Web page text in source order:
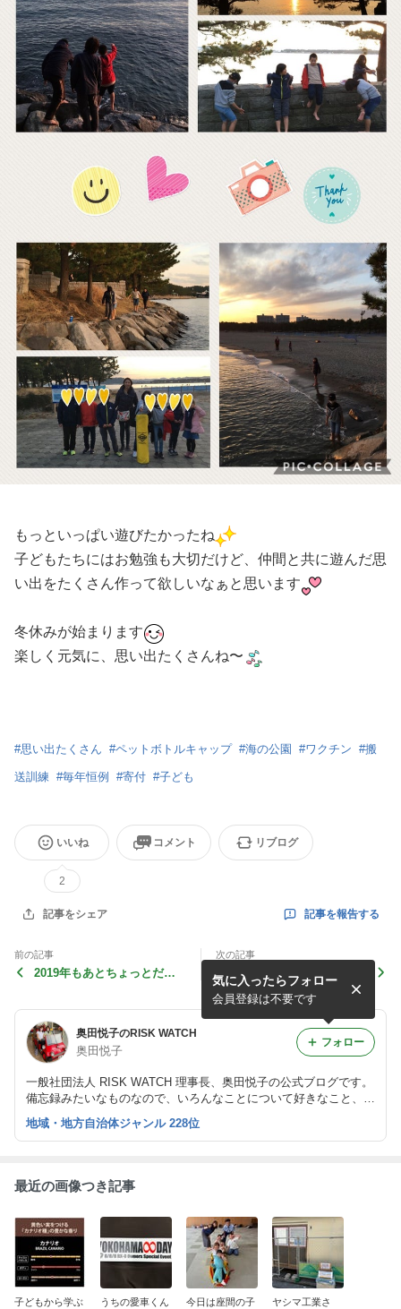
もっといっぱい遊びたかったね
子どもたちにはお勉強も大切だけど、仲間と共に遊んだ思
い出をたくさん作って欲しいなぁと思います
冬休みが始まります
楽しく元気に、思い出たくさんね〜
#思い出たくさん #ペットボトルキャップ #海の公園 #ワクチン #搬
送訓練 #毎年恒例 #寄付 #子ども
いいね
2
コメント リブログ
記事をシェア 記事を報告する
前の記事
2019年もあとちょっとだな
次の記事
Merry Xmas♡イルミネーシ
ョン☆
奥田悦子のRISK WATCH
奥田悦子
一般社団法人 RISK WATCH 理事長、奥田悦子の公式ブログです。
備忘録みたいなものなので、いろんなことについて好きなこと、気
になること、お知らせしたいこと、などなど、好きなように書いて
います。 誰かが幸せな気持ちになれるといいな〜と思ってます♡
気に入ったらフォロー
会員登録は不要です
フォロー
地域・地方自治体ジャンル 228位
最近の画像つき記事
子どもから学ぶ
うちの愛車くん
今日は座間の子
ヤシマ工業さ